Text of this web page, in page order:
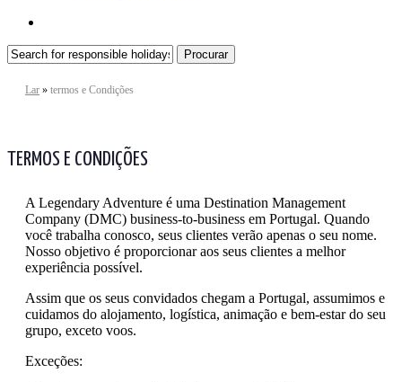
Procurar
pesquisa
Lar » termos e Condições
TERMOS E CONDIÇÕES
A Legendary Adventure é uma Destination Management
Company (DMC) business-to-business em Portugal. Quando
você trabalha conosco, seus clientes verão apenas o seu nome.
Nosso objetivo é proporcionar aos seus clientes a melhor
experiência possível.
Assim que os seus convidados chegam a Portugal, assumimos e
cuidamos do alojamento, logística, animação e bem-estar do seu
grupo, exceto voos.
Exceções: